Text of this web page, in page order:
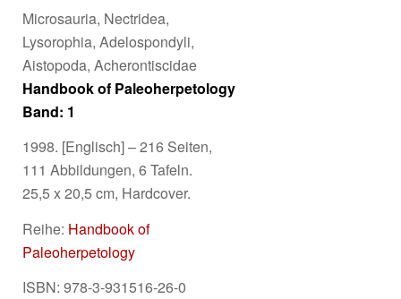
Microsauria, Nectridea,
Lysorophia, Adelospondyli,
Aistopoda, Acherontiscidae
Handbook of Paleoherpetology
Band: 1
1998. [Englisch] – 216 Seiten,
111 Abbildungen, 6 Tafeln.
25,5 x 20,5 cm, Hardcover.
Reihe: Handbook of
Paleoherpetology
ISBN: 978-3-931516-26-0